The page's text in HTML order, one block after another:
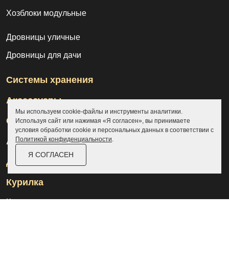
Хозблоки модульные
Дровницы уличные
Дровницы для дачи
Системы хранения
Аксессуары
Склады
Ангары
Дровницы
Курилка
Контакты
Мы используем cookie-файлы и инструменты аналитики.
Используя сайт или нажимая «Я согласен», вы принимаете
условия обработки cookie и персональных данных в соответствии с
Политикой конфиденциальности.
Я СОГЛАСЕН